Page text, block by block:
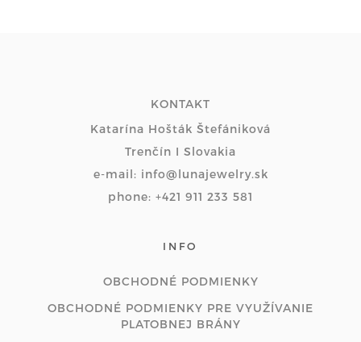
KONTAKT
Katarína Hošták Štefániková
Trenčín I Slovakia
e-mail: info@lunajewelry.sk
phone: +421 911 233 581
INFO
OBCHODNÉ PODMIENKY
OBCHODNÉ PODMIENKY PRE VYUŽÍVANIE
PLATOBNEJ BRÁNY